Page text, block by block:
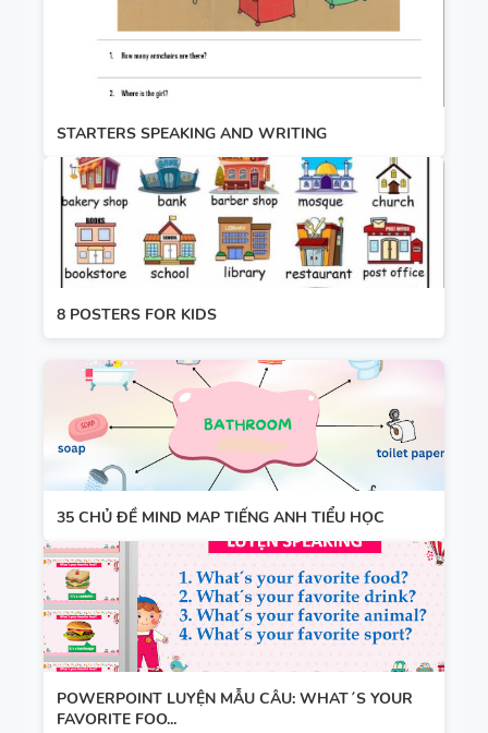
STARTERS SPEAKING AND WRITING
8 POSTERS FOR KIDS
35 CHỦ ĐỀ MIND MAP TIẾNG ANH TIỂU HỌC
POWERPOINT LUYỆN MẪU CÂU: WHAT´S YOUR
FAVORITE FOO...